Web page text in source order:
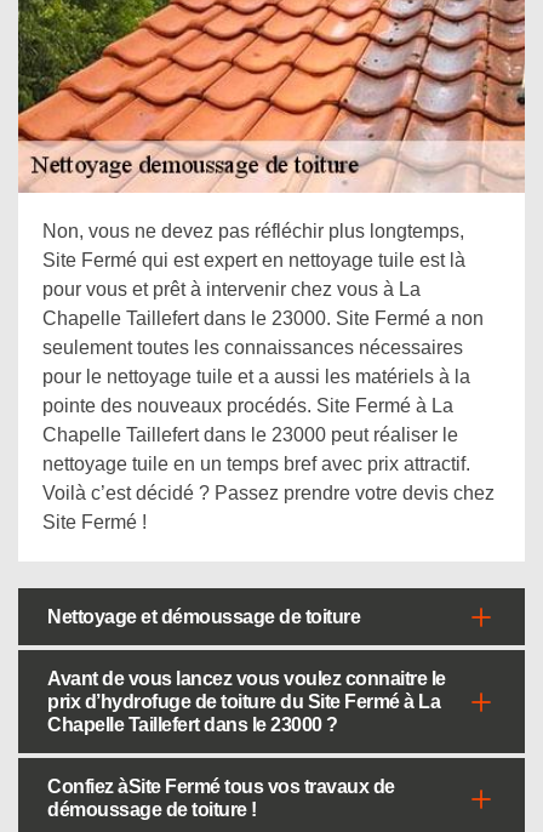
Non, vous ne devez pas réfléchir plus longtemps,
Site Fermé qui est expert en nettoyage tuile est là
pour vous et prêt à intervenir chez vous à La
Chapelle Taillefert dans le 23000. Site Fermé a non
seulement toutes les connaissances nécessaires
pour le nettoyage tuile et a aussi les matériels à la
pointe des nouveaux procédés. Site Fermé à La
Chapelle Taillefert dans le 23000 peut réaliser le
nettoyage tuile en un temps bref avec prix attractif.
Voilà c’est décidé ? Passez prendre votre devis chez
Site Fermé !
Nettoyage et démoussage de toiture
Avant de vous lancez vous voulez connaitre le
prix d’hydrofuge de toiture du Site Fermé à La
Chapelle Taillefert dans le 23000 ?
Confiez àSite Fermé tous vos travaux de
démoussage de toiture !